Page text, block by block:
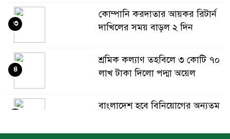
কোম্পানি করদাতার আয়কর রিটার্ন
দাখিলের সময় বাড়ল ২ দিন
৩
শ্রমিক কল্যাণ তহবিলে ৩ কোটি ৭০
লাখ টাকা দিলো পদ্মা অয়েল
৪
বাংলাদেশ হবে বিনিয়োগের অন্যতম